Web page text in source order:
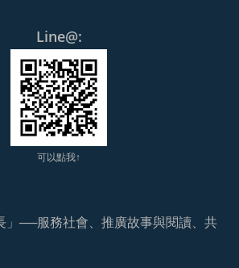
Line@:
可以點我↑
」──服務社會、推廣故事與閱讀、共